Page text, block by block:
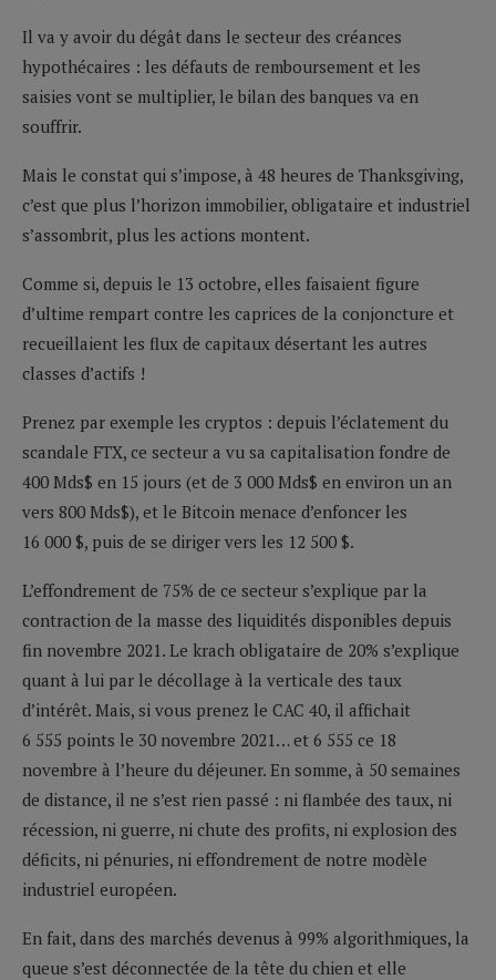
Il va y avoir du dégât dans le secteur des créances
hypothécaires : les défauts de remboursement et les
saisies vont se multiplier, le bilan des banques va en
souffrir.
Mais le constat qui s’impose, à 48 heures de Thanksgiving,
c’est que plus l’horizon immobilier, obligataire et industriel
s’assombrit, plus les actions montent.
Comme si, depuis le 13 octobre, elles faisaient figure
d’ultime rempart contre les caprices de la conjoncture et
recueillaient les flux de capitaux désertant les autres
classes d’actifs !
Prenez par exemple les cryptos : depuis l’éclatement du
scandale FTX, ce secteur a vu sa capitalisation fondre de
400 Mds$ en 15 jours (et de 3 000 Mds$ en environ un an
vers 800 Mds$), et le Bitcoin menace d’enfoncer les
16 000 $, puis de se diriger vers les 12 500 $.
L’effondrement de 75% de ce secteur s’explique par la
contraction de la masse des liquidités disponibles depuis
fin novembre 2021. Le krach obligataire de 20% s’explique
quant à lui par le décollage à la verticale des taux
d’intérêt. Mais, si vous prenez le CAC 40, il affichait
6 555 points le 30 novembre 2021… et 6 555 ce 18
novembre à l’heure du déjeuner. En somme, à 50 semaines
de distance, il ne s’est rien passé : ni flambée des taux, ni
récession, ni guerre, ni chute des profits, ni explosion des
déficits, ni pénuries, ni effondrement de notre modèle
industriel européen.
En fait, dans des marchés devenus à 99% algorithmiques, la
queue s’est déconnectée de la tête du chien et elle